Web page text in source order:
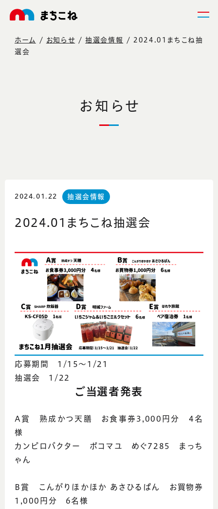
ホーム お知らせ 抽選会情報
2024.01まちこね抽
選会
お知らせ
2024.01.22 抽選会情報
2024.01まちこね抽選会
応募期間 1/15～1/21
抽選会 1/22
ご当選者発表
A賞 熟成かつ天膳 お食事券3,000円分 4名
様
カンピロバクター ポコマユ めぐ7285 まっち
ゃん
B賞 こんがりほかほか あさひるぱん お買物券
1,000円分 6名様